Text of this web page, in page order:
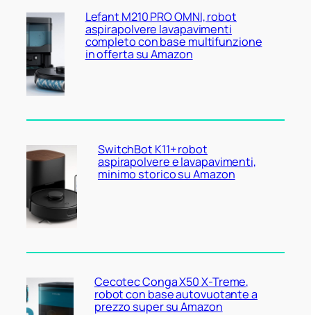
Lefant M210 PRO OMNI, robot
aspirapolvere lavapavimenti
completo con base multifunzione
in offerta su Amazon
SwitchBot K11+ robot
aspirapolvere e lavapavimenti,
minimo storico su Amazon
Cecotec Conga X50 X-Treme,
robot con base autovuotante a
prezzo super su Amazon